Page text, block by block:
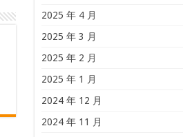
2025 年 4 月
2025 年 3 月
2025 年 2 月
2025 年 1 月
2024 年 12 月
2024 年 11 月